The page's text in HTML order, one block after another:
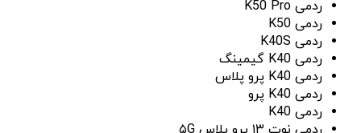
ردمی K50 Pro
ردمی K50
ردمی K40S
ردمی K40 گیمینگ
ردمی K40 پرو پلاس
ردمی K40 پرو
ردمی K40